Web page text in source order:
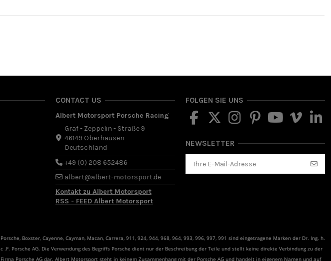
CONTACT US
Albert Motorsport Porsche Racing
Graf - Zeppelin - Straße 9
46149 Oberhausen
Deutschland
+49 (0) 208 652486
albert@albert-motorsport.de
Kontakt zu Albert Motorsport
RSS - FEED Albert Motorsport
FOLGEN SIE UNS
NEWSLETTER
Porsche, Boxster, Cayenne, Cayman, Macan, Carrera, 911, 924, 944, 968, 964, 993, 996, 997, 991 sind eingetragene Marken der Dr. Ing. h.
c .F. Porsche AG. Die Verwendung des Begriffs Porsche dient nur der Beschreibung der Teile und stellt keine direkte Verbindung zu der
Firma Porsche AG dar. Albert Motorsport steht in keinem Zusammenhang mit der Porsche AG und handelt in eigenem Namen und auf